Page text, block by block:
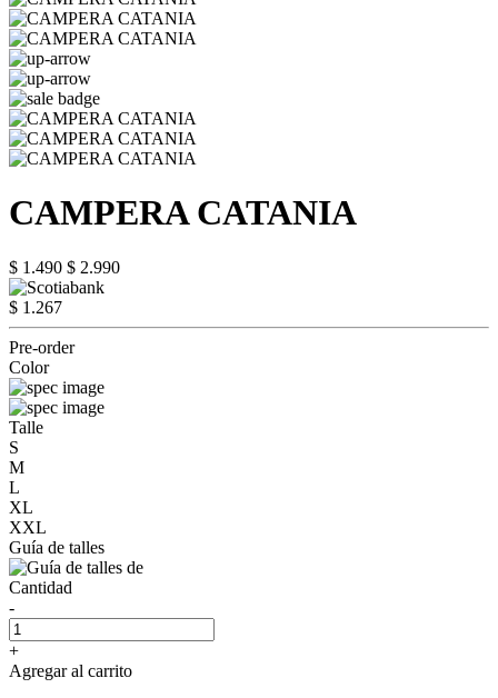
CAMPERA CATANIA
$ 1.490 $ 2.990
$ 1.267
Pre-order
Color
Talle
S
M
L
XL
XXL
Guía de talles
Cantidad
-
+
Agregar al carrito